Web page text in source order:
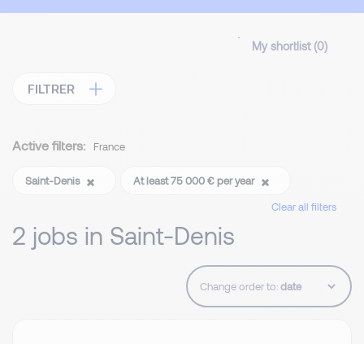
My shortlist (0)
FILTRER
Active filters: France
Saint-Denis
At least 75 000 € per year
Clear all filters
2 jobs in Saint-Denis
Change order to: